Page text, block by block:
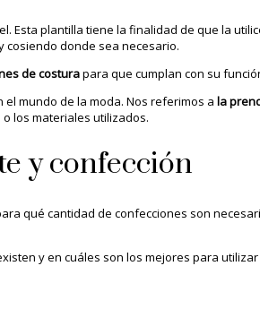
Esta plantilla tiene la finalidad de que la
donde sea necesario.
de costurapara que cumplan con su
mundo de la moda. Nos referimos a la
los materiales utilizados.
y confección
qué cantidad de confecciones son
y en cuáles son los mejores para